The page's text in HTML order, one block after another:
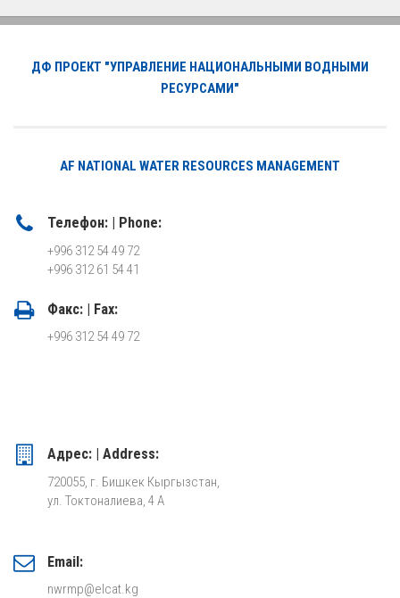
ДФ ПРОЕКТ "УПРАВЛЕНИЕ НАЦИОНАЛЬНЫМИ ВОДНЫМИ
РЕСУРСАМИ"
AF NATIONAL WATER RESOURCES MANAGEMENT
Телефон: | Phone:
+996 312 54 49 72
+996 312 61 54 41
Факс: | Fax:
+996 312 54 49 72
Адрес: | Address:
720055, г. Бишкек Кыргызстан,
ул. Токтоналиева, 4 А
Email:
nwrmp@elcat.kg